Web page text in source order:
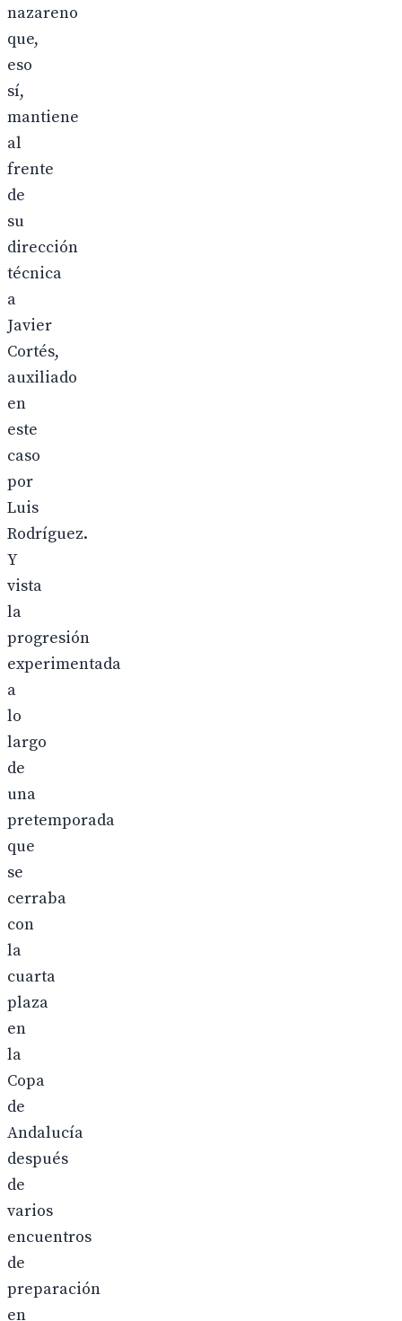
nazareno
que,
eso
sí,
mantiene
al
frente
de
su
dirección
técnica
a
Javier
Cortés,
auxiliado
en
este
caso
por
Luis
Rodríguez.
Y
vista
la
progresión
experimentada
a
lo
largo
de
una
pretemporada
que
se
cerraba
con
la
cuarta
plaza
en
la
Copa
de
Andalucía
después
de
varios
encuentros
de
preparación
en